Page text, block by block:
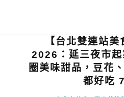
【台北雙連站
2026：延三夜市
圈美味甜品，豆花
都好吃